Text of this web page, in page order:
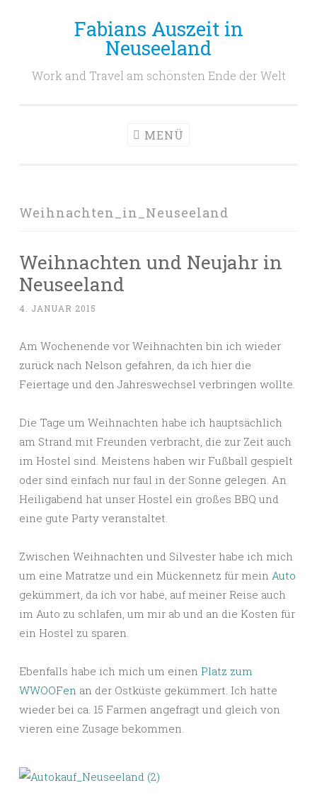
Fabians Auszeit in
Neuseeland
Work and Travel am schönsten Ende der Welt
MENÜ
Weihnachten_in_Neuseeland
Weihnachten und Neujahr in
Neuseeland
4. JANUAR 2015
Am Wochenende vor Weihnachten bin ich wieder
zurück nach Nelson gefahren, da ich hier die
Feiertage und den Jahreswechsel verbringen wollte.
Die Tage um Weihnachten habe ich hauptsächlich
am Strand mit Freunden verbracht, die zur Zeit auch
im Hostel sind. Meistens haben wir Fußball gespielt
oder sind einfach nur faul in der Sonne gelegen. An
Heiligabend hat unser Hostel ein großes BBQ und
eine gute Party veranstaltet.
Zwischen Weihnachten und Silvester habe ich mich
um eine Matratze und ein Mückennetz für mein Auto
gekümmert, da ich vor habe, auf meiner Reise auch
im Auto zu schlafen, um mir ab und an die Kosten für
ein Hostel zu sparen.
Ebenfalls habe ich mich um einen Platz zum
WWOOFen an der Ostküste gekümmert. Ich hatte
wieder bei ca. 15 Farmen angefragt und gleich von
vieren eine Zusage bekommen.